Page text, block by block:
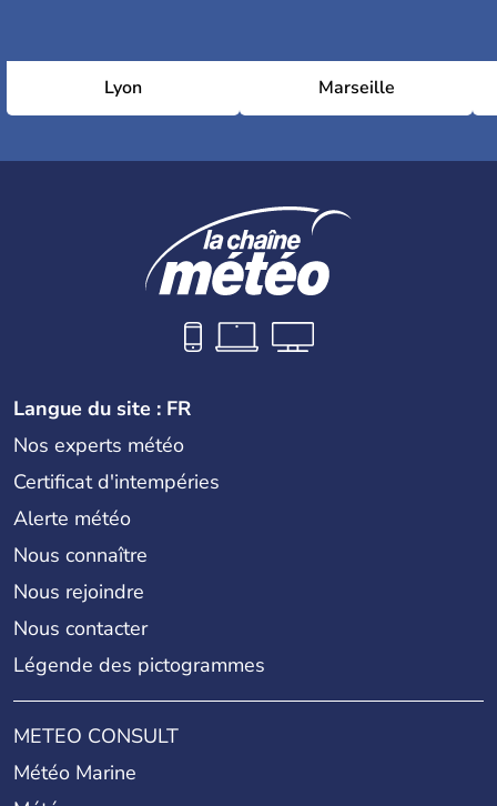
Lyon Marseille
Langue du site : FR
Nos experts météo
Certificat d'intempéries
Alerte météo
Nous connaître
Nous rejoindre
Nous contacter
Légende des pictogrammes
METEO CONSULT
Météo Marine